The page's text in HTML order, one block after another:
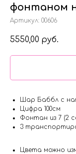
фонтаном
Артикул: 00606
5550,00 руб.
Шар Баббл с
Цифра 100см
Фонтан из 7 (2
3
Цвета можно